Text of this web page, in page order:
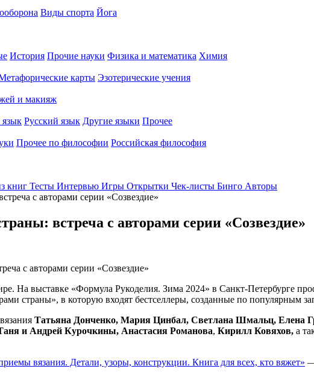
Виды спорта Йога
История Прочие науки Физика и математика Химия
карты Эзотерические учения
и макияж
Русский язык Другие языки Прочее
Прочее по философии Российская философия
книг Тесты Интервью Игры Открытки Чек-листы Бинго Авторы
с авторами серии «Созвездие»
встреча с авторами серии «Созвездие»
На выставке «Формула Рукоделия. Зима 2024» в Санкт-Петербурге
страны», в которую входят бестселлеры, созданные по популярным
Татьяна Донченко, Мария Цинбал, Светлана Шмальц, Елена
и Андрей Курочкины, Анастасия Романова, Кирилл Ковяхов, а
вязания. Детали, узоры, конструкции. Книга для всех, кто вяжет»